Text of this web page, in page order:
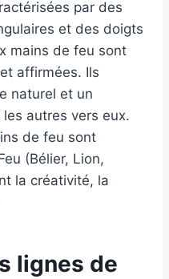
par des
et des doigts
mains de feu sont
affirmées. Ils
naturel et un
autres vers eux.
de feu sont
(Bélier, Lion,
la créativité, la
lignes de